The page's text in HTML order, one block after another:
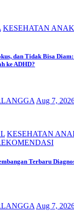
KESEHATAN ANAK
dan Tidak Bisa
ke ADHD?
Aug 7,
KESEHATAN
Terbaru
Aug 7,